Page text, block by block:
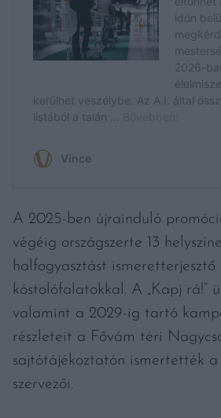
A 2025-ben újrainduló
végéig országszerte 13
halfogyasztást ismeretterjesztő
kóstolófalatokkal. A „Kapj rá!”
valamint a 2029-ig tartó
részleteit a Fővám téri
sajtótájékoztatón ismertették a
szervezői.